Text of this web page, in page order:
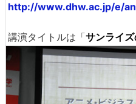
http://www.dhw.ac.jp/e/
講演タイトルは「サンライ